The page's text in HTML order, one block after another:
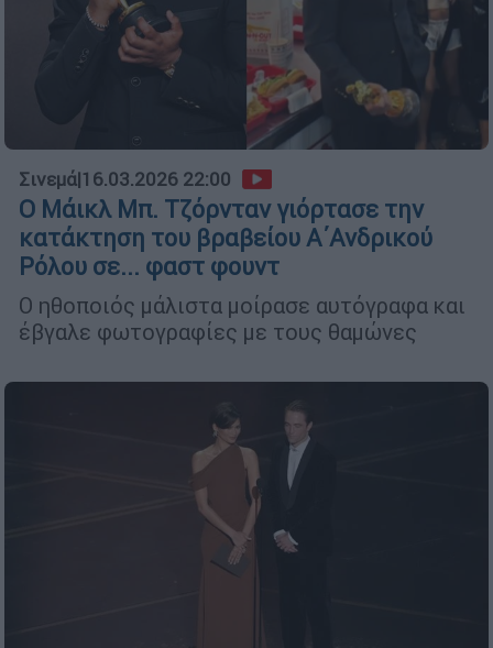
Σινεμά|16.03.2026 22:00
Ο Μάικλ Μπ. Τζόρνταν γιόρτασε την
κατάκτηση του βραβείου Α΄Ανδρικού
Ρόλου σε... φαστ φουντ
Ο ηθοποιός μάλιστα μοίρασε αυτόγραφα και
έβγαλε φωτογραφίες με τους θαμώνες